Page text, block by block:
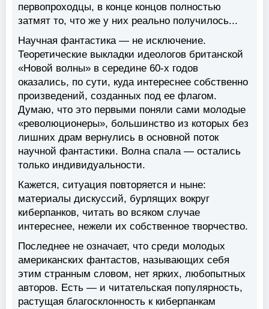
первопроходцы, в конце концов полностью
затмят то, что же у них реально получилось...
Научная фантастика — не исключение.
Теоретические выкладки идеологов британской
«Новой волны» в середине 60-х годов
оказались, по сути, куда интереснее собственно
произведений, созданных под ее флагом.
Думаю, что это первыми поняли сами молодые
«революционеры», большинство из которых без
лишних драм вернулись в основной поток
научной фантастики. Волна спала — остались
только индивидуальности.
Кажется, ситуация повторяется и ныне:
материалы дискуссий, бурлящих вокруг
киберпанков, читать во всяком случае
интереснее, нежели их собственное творчество.
Последнее не означает, что среди молодых
американских фантастов, называющих себя
этим странным словом, нет ярких, любопытных
авторов. Есть — и читательская популярность,
растущая благосклонность к киберпанкам